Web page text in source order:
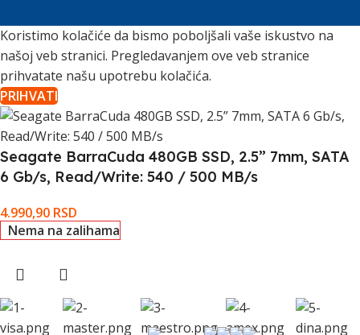
Koristimo kolačiće da bismo poboljšali vaše iskustvo na
našoj veb stranici. Pregledavanjem ove veb stranice
prihvatate našu upotrebu kolačića.
PRIHVATI
Seagate BarraCuda 480GB SSD, 2.5” 7mm, SATA
6 Gb/s, Read/Write: 540 / 500 MB/s
4.990,90 RSD
Nema na zalihama